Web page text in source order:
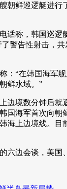
朝鲜巡逻艇进行
称，韩国巡逻
警告性射击，
“在韩国海军舰
鲜水域。”
境数分钟后就
国海军首次向朝
海上边境线。目
边会谈，美国